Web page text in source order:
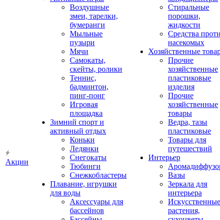
Акции
Воздушные
змеи, тарелки,
бумеранги
Мыльные
пузыри
Мячи
Самокаты,
скейты, ролики
Теннис,
бадминтон,
пинг-понг
Игровая
площадка
Зимний спорт и
активный отдых
Коньки
Ледянки
Снегокаты
Тюбинги
Снежкобластеры
Плавание, игрушки
для воды
Аксессуары для
бассейнов
Стиральные
порошки,
жидкости
Средства
насекомых
Хозяйственные
Прочие
хозяйственные
пластиковые
изделия
Прочие
хозяйственные
товары
Ведра, тазы
пластиковые
Товары для
путешествий
Интерьер
Вазы
Зеркала для
интерьера
Искусственные
растения,